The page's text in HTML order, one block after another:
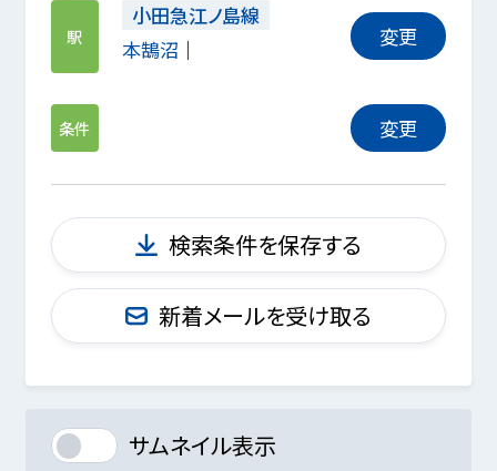
駅
小田急江ノ島線
本鵠沼
変更
条件 変更
検索条件を保存する
新着メールを受け取る
サムネイル表示